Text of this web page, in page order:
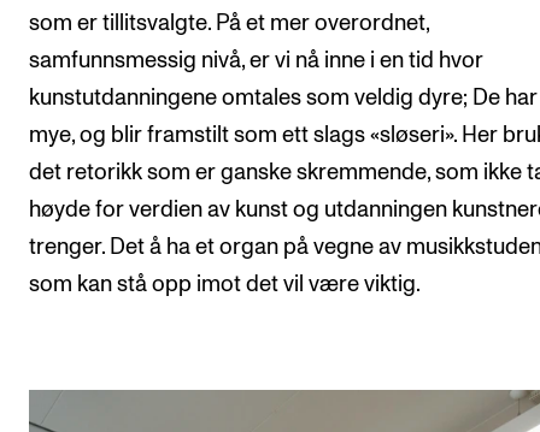
som er tillitsvalgte. På et mer overordnet,
samfunnsmessig nivå, er vi nå inne i en tid hvor
kunstutdanningene omtales som veldig dyre; De
mye, og blir framstilt som ett slags «sløseri». Her
det retorikk som er ganske skremmende, som ikke
høyde for verdien av kunst og utdanningen
trenger. Det å ha et organ på vegne av
som kan stå opp imot det vil være viktig.